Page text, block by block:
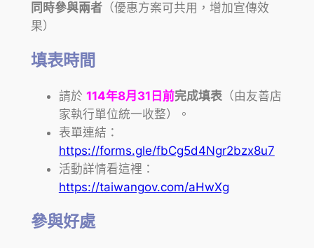
同時參與兩者（優惠方案可共用，增加宣傳效
果）
填表時間
請於 114年8月31日 前完成填表（由友善店
家執行單位統一收整）。
表單連結：
https://forms.gle/fbCg5d4Ngr2bzx8u7
活動詳情看這裡：
https://taiwangov.com/aHwXg
參與好處